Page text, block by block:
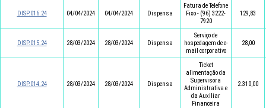
DISP.016.24 04/04/2024 04/04/2024 Dispensa
Fatura de Telefone
Fixo - (96) 3222-
7920
129,83
DISP.015.24 28/03/2024 28/03/2024 Dispensa
Serviço de
hospedagem de e-
mail corporativo
28,00
DISP.014.24 28/03/2024 28/03/2024 Dispensa
Ticket
alimentação da
Supervisora
Administrativa e
da Auxiliar
Financeira
2.310,00